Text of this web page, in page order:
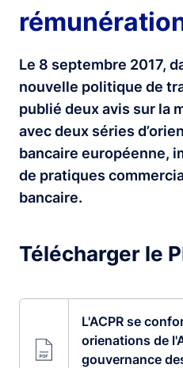
Le 8 septembre 2017,
nouvelle politique de
publié deux avis sur la
avec deux séries
bancaire européenne,
de pratiques
bancaire.
Télécharger le
L'ACPR se
orienations de
gouvernance